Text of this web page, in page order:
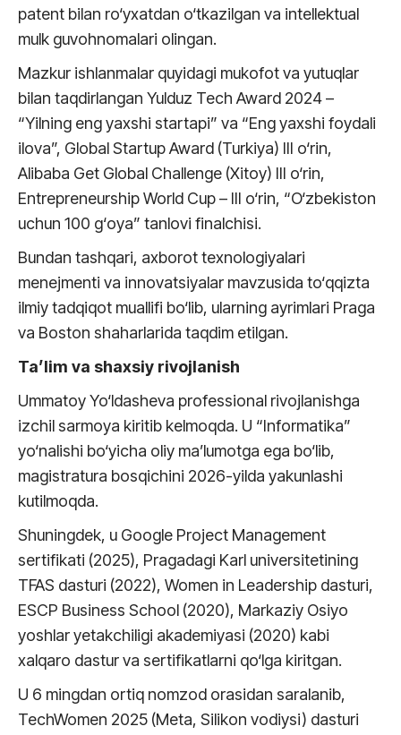
patent bilan ro‘yxatdan o‘tkazilgan va intellektual
mulk guvohnomalari olingan.
Mazkur ishlanmalar quyidagi mukofot va yutuqlar
bilan taqdirlangan Yulduz Tech Award 2024 –
“Yilning eng yaxshi startapi” va “Eng yaxshi foydali
ilova”, Global Startup Award (Turkiya) III o‘rin,
Alibaba Get Global Challenge (Xitoy) III o‘rin,
Entrepreneurship World Cup – III o‘rin, “O‘zbekiston
uchun 100 g‘oya” tanlovi finalchisi.
Bundan tashqari, axborot texnologiyalari
menejmenti va innovatsiyalar mavzusida to‘qqizta
ilmiy tadqiqot muallifi bo‘lib, ularning ayrimlari Praga
va Boston shaharlarida taqdim etilgan.
Ta’lim va shaxsiy rivojlanish
Ummatoy Yo‘ldasheva professional rivojlanishga
izchil sarmoya kiritib kelmoqda. U “Informatika”
yo‘nalishi bo‘yicha oliy ma’lumotga ega bo‘lib,
magistratura bosqichini 2026-yilda yakunlashi
kutilmoqda.
Shuningdek, u Google Project Management
sertifikati (2025), Pragadagi Karl universitetining
TFAS dasturi (2022), Women in Leadership dasturi,
ESCP Business School (2020), Markaziy Osiyo
yoshlar yetakchiligi akademiyasi (2020) kabi
xalqaro dastur va sertifikatlarni qo‘lga kiritgan.
U 6 mingdan ortiq nomzod orasidan saralanib,
TechWomen 2025 (Meta, Silikon vodiysi) dasturi